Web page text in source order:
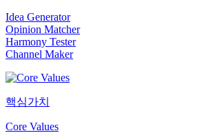
Idea Generator
Opinion Matcher
Harmony Tester
Channel Maker
핵심가치
Core Values